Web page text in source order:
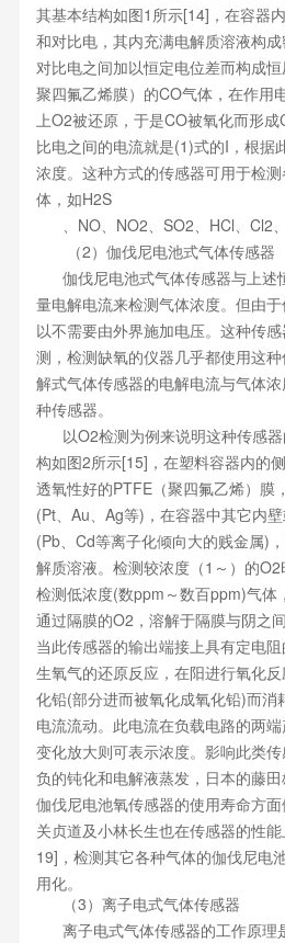
其基本结构如图1所示[14]，在容器
和对比电，其内充满电解质溶液构
对比电之间加以恒定电位差而构成
聚四氟乙烯膜）的CO气体，在作用
上O2被还原，于是CO被氧化而形
比电之间的电流就是(1)式的I，根据
浓度。这种方式的传感器可用于检
体，如H2S
、NO、NO2、SO2、HCl、Cl2、
（2）伽伐尼电池式气体传感器
伽伐尼电池式气体传感器与上述
量电解电流来检测气体浓度。但由
以不需要由外界施加电压。这种传
测，检测缺氧的仪器几乎都使用这
解式气体传感器的电解电流与气体
种传感器。
以O2检测为例来说明这种传感器
构如图2所示[15]，在塑料容器内的
透氧性好的PTFE（聚四氟乙烯）膜
(Pt、Au、Ag等)，在容器中其它内
(Pb、Cd等离子化倾向大的贱金属)
解质溶液。检测较浓度（1～）的
检测低浓度(数ppm～数百ppm)气体
通过隔膜的O2，溶解于隔膜与阴之
当此传感器的输出端接上具有定电
生氧气的还原反应，在阳进行氧化
化铅(部分进而被氧化成氧化铅)而消
电流流动。此电流在负载电路的两
变化放大则可表示浓度。影响此类
负的钝化和电解液蒸发，日本的藤
伽伐尼电池氧传感器的使用寿命方
关贞道及小林长生也在传感器的性
19]，检测其它各种气体的伽伐尼电
用化。
（3）离子电式气体传感器
离子电式气体传感器的工作原理